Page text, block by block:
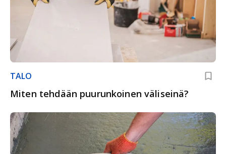
TALO
Miten tehdään puurunkoinen väliseinä?